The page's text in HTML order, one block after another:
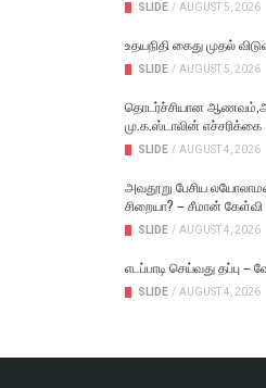
SLIDE / AUGUST 5, 2026
உதயநிதி கைது முதல்
SLIDE / AUGUST 5, 2026
தொடர்ச்சியான
மு.க.ஸ்டாலின் எச்சரிக்கை
SLIDE / AUGUST 4, 2026
அவதூறு பேசிய
சிறையா? – சீமான் கேள்வி
SLIDE / AUGUST 4, 2026
எடப்பாடி செய்வது தப்பு
SLIDE / AUGUST 4, 2026